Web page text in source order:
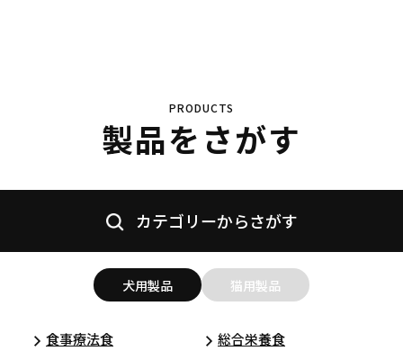
PRODUCTS
製品をさがす
カテゴリーからさがす
犬用製品 猫用製品
食事療法食
総合栄養食